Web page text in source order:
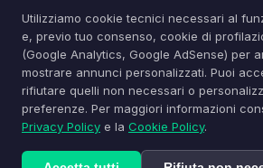
Utilizziamo cookie tecnici necessari al
e, previo tuo consenso, cookie di
(Google Analytics, Google AdSense) per
mostrare annunci personalizzati. Puoi
rifiutare quelli non necessari o
preferenze. Per maggiori informazioni
Privacy Policy e la Cookie Policy.
Le immagini presenti su questo sito
cronaca ai sensi dell'art. 70 L. 633/
info@spazioitech.it
© 2026 Spazio iTech — Seven Trade
04077740985